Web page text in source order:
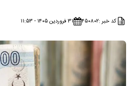
کد خبر :۴۵۰۸۰۲ ۳۱ فروردین ۱۴۰۵ - ۱۱:۵۳